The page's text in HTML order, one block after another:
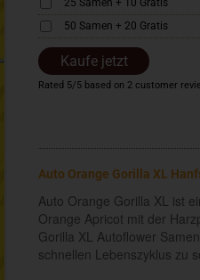
25 Samen + 10 Gratis
50 Samen + 20 Gratis
Kaufe jetzt
Rated 5/5 based on 2 customer
Auto Orange Gorilla XL
Auto Orange Gorilla XL ist
Orange Apricot mit der
Gorilla XL Autoflower
schnellen Lebenszyklus zu